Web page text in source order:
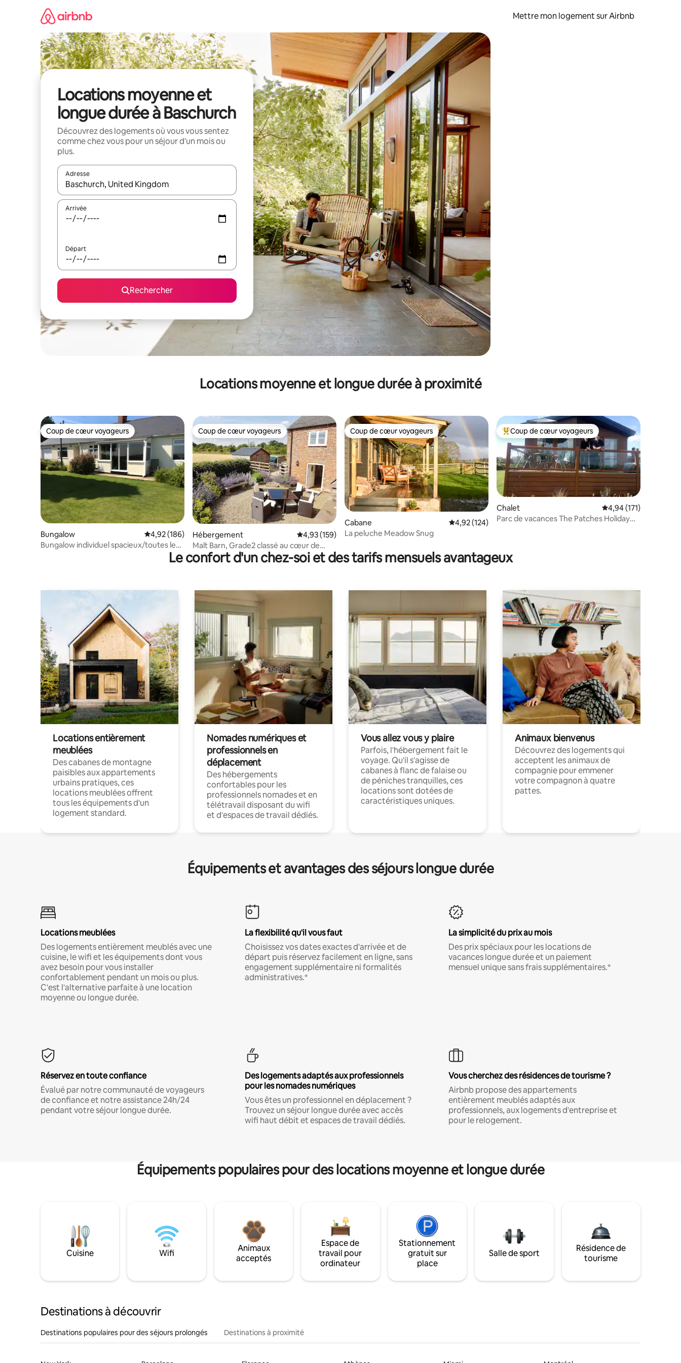
Mettre mon logement sur Airbnb
Locations moyenne et
longue durée à Baschurch
Découvrez des logements où vous vous sentez
comme chez vous pour un séjour d'un mois ou
plus.
Adresse
Lorsque les résultats s'affichent, utilisez les flèches vers le haut et vers le bas pour les parcourir ou en appuyant et en faisant glisser.
Arrivée
Départ
Rechercher
Locations moyenne et longue durée à proximité
Coup de cœur voyageurs
Coup de cœur voyageurs
Bungalow Évaluation moyenne sur la base de 186 commentaires : 4,92 sur 5
4,92 (186)
Bungalow individuel spacieux/toutes les
Coup de cœur voyageurs
Coup de cœur voyageurs
Hébergement Évaluation moyenne sur la base de 159 commentaires : 4,93 sur 5
4,93 (159)
Malt Barn, Grade2 classé au cœur de
Shrops rural
Coup de cœur voyageurs
Coup de cœur voyageurs
Cabane Évaluation moyenne sur la base de 124 commentaires : 4,92 sur 5
4,92 (124)
La peluche Meadow Snug
Coups de cœur voyageurs les plus appréciés
Coup de cœur voyageurs
Chalet Évaluation moyenne
4,94 (171)
Parc de vacances The Patches Holiday
Le confort d'un chez-soi et des tarifs mensuels avantageux
Locations entièrement
meublées
Des cabanes de montagne
paisibles aux appartements
urbains pratiques, ces
locations meublées offrent
tous les équipements d'un
logement standard.
Nomades numériques et
professionnels en
déplacement
Des hébergements
confortables pour les
professionnels nomades et en
télétravail disposant du wifi
et d'espaces de travail dédiés.
Vous allez vous y plaire
Parfois, l'hébergement fait le
voyage. Qu'il s'agisse de
cabanes à flanc de falaise ou
de péniches tranquilles, ces
locations sont dotées de
caractéristiques uniques.
Animaux bienvenus
Découvrez des logements qui
acceptent les animaux de
compagnie pour emmener
votre compagnon à quatre
pattes.
Équipements et avantages des séjours longue durée
Locations meublées
Des logements entièrement meublés avec une
cuisine, le wifi et les équipements dont vous
avez besoin pour vous installer
confortablement pendant un mois ou plus.
C'est l'alternative parfaite à une location
moyenne ou longue durée.
La flexibilité qu'il vous faut
Choisissez vos dates exactes d'arrivée et de
départ puis réservez facilement en ligne, sans
engagement supplémentaire ni formalités
administratives.*
La simplicité du prix au mois
Des prix spéciaux pour les locations de
vacances longue durée et un paiement
mensuel unique sans frais supplémentaires.*
Réservez en toute confiance
Évalué par notre communauté de voyageurs
de confiance et notre assistance 24h/24
pendant votre séjour longue durée.
Des logements adaptés aux professionnels
pour les nomades numériques
Vous êtes un professionnel en déplacement ?
Trouvez un séjour longue durée avec accès
wifi haut débit et espaces de travail dédiés.
Vous cherchez des résidences de tourisme ?
Airbnb propose des appartements
entièrement meublés adaptés aux
professionnels, aux logements d'entreprise et
pour le relogement.
Équipements populaires pour des locations moyenne et longue durée
Cuisine Wifi
Animaux
acceptés
Espace de
travail pour
ordinateur
Stationnement
gratuit sur
place
Salle de sport
Résidence de
tourisme
Destinations à découvrir
Destinations populaires pour des séjours prolongés Destinations à proximité